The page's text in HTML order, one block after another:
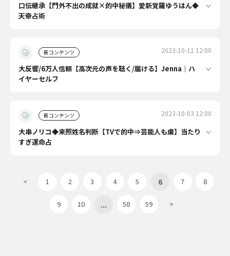
口伝継承【門外不出の成就×的中秘儀】愛新覚羅ゆうはん◆
天帝占術
新コンテンツ 2023-10-11 12:00
大反響/6万人信頼【高次元の声を聴く/届ける】Jenna｜ハ
イヤーセルフ
新コンテンツ 2023-10-03 12:00
大串ノリコ◆来照姓名判断【TVで的中⇒芸能人も虜】当たり
すぎ運命占
< 1 2 3 4 5 6 7 8
9 10 ... 58 59 >